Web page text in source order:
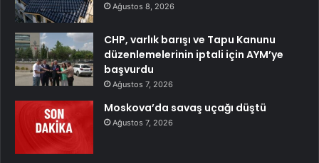
Ağustos 8, 2026
CHP, varlık barışı ve Tapu Kanunu
düzenlemelerinin iptali için AYM’ye
başvurdu
Ağustos 7, 2026
Moskova’da savaş uçağı düştü
Ağustos 7, 2026